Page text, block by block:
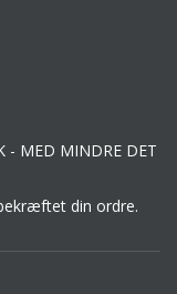
- MED MINDRE DET
din ordre.